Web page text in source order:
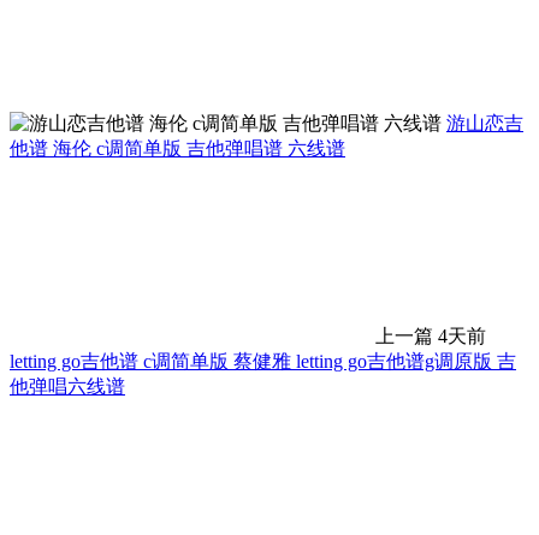
游山恋吉
他谱 海伦 c调简单版 吉他弹唱谱 六线谱
上一篇 4天前
letting go吉他谱 c调简单版 蔡健雅 letting go吉他谱g调原版 吉
他弹唱六线谱